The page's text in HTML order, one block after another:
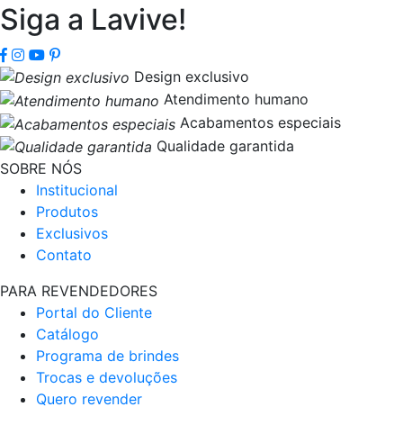
Siga a Lavive!
Design exclusivo
Atendimento humano
Acabamentos especiais
Qualidade garantida
SOBRE NÓS
Institucional
Produtos
Exclusivos
Contato
PARA REVENDEDORES
Portal do Cliente
Catálogo
Programa de brindes
Trocas e devoluções
Quero revender